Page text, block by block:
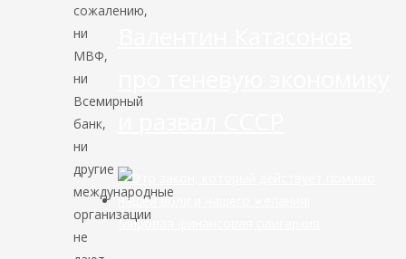
сожалению,
ни
МВФ,
ни
Всемирный
банк,
ни
другие
международные
организации
не
Мировая финансовая олигархия